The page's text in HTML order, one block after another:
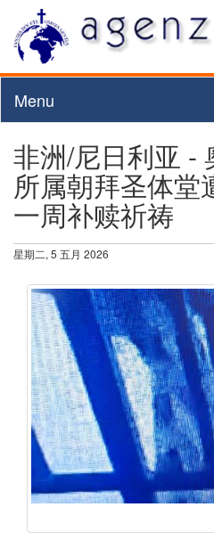
Menu
非洲/尼日利亚 -
所属朝拜圣体堂
一周补赎祈祷
星期二, 5 五月 2026